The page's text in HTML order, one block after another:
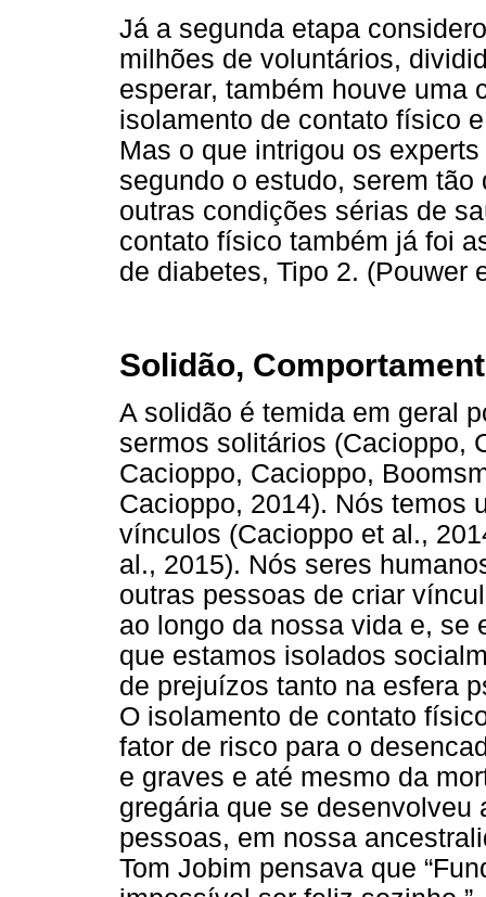
Já a segunda etapa
milhões de voluntários,
esperar, também houve uma
isolamento de contato físico
Mas o que intrigou os
segundo o estudo, serem
outras condições sérias de
contato físico também já foi
de diabetes, Tipo 2. (Pouwer
Solidão,
A solidão é temida em geral
sermos solitários (Cacioppo,
Cacioppo, Cacioppo,
Cacioppo, 2014). Nós temos
vínculos (Cacioppo et al.,
al., 2015). Nós seres
outras pessoas de criar
ao longo da nossa vida e, se
que estamos isolados
de prejuízos tanto na esfera
O isolamento de contato
fator de risco para o
e graves e até mesmo da
gregária que se desenvolveu
pessoas, em nossa
Tom Jobim pensava que